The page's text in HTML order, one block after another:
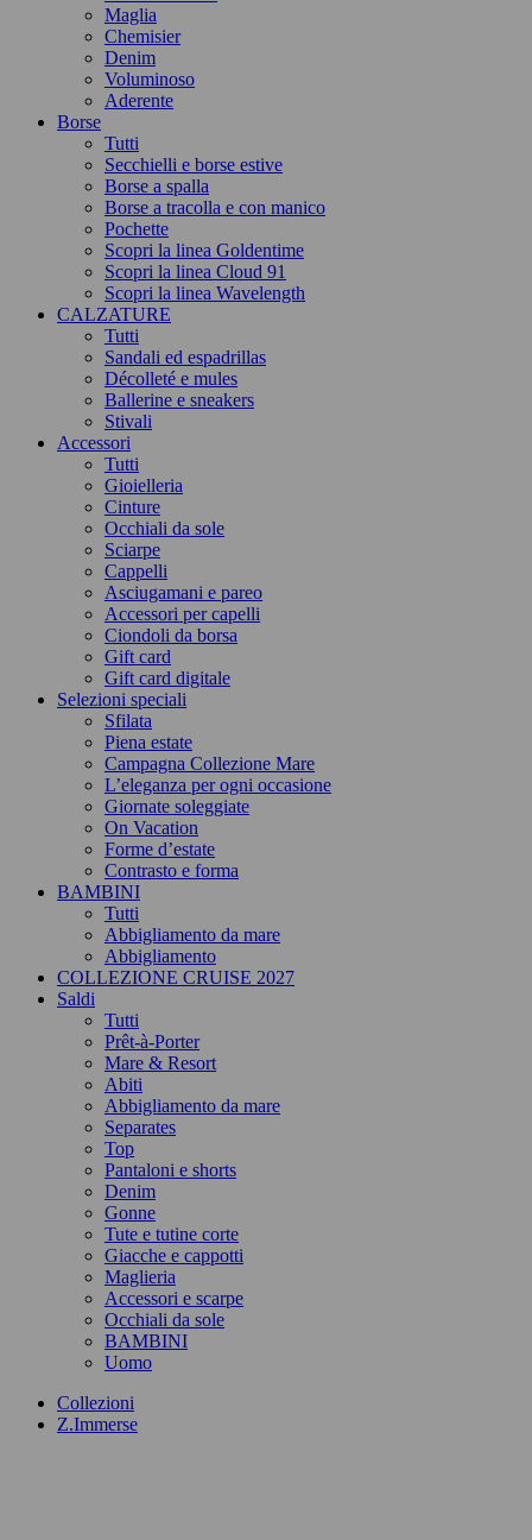
Maglia
Chemisier
Denim
Voluminoso
Aderente
Borse
Tutti
Secchielli e borse estive
Borse a spalla
Borse a tracolla e con manico
Pochette
Scopri la linea Goldentime
Scopri la linea Cloud 91
Scopri la linea Wavelength
CALZATURE
Tutti
Sandali ed espadrillas
Décolleté e mules
Ballerine e sneakers
Stivali
Accessori
Tutti
Gioielleria
Cinture
Occhiali da sole
Sciarpe
Cappelli
Asciugamani e pareo
Accessori per capelli
Ciondoli da borsa
Gift card
Gift card digitale
Selezioni speciali
Sfilata
Piena estate
Campagna Collezione Mare
L’eleganza per ogni occasione
Giornate soleggiate
On Vacation
Forme d’estate
Contrasto e forma
BAMBINI
Tutti
Abbigliamento da mare
Abbigliamento
COLLEZIONE CRUISE 2027
Saldi
Tutti
Prêt-à-Porter
Mare & Resort
Abiti
Abbigliamento da mare
Separates
Top
Pantaloni e shorts
Denim
Gonne
Tute e tutine corte
Giacche e cappotti
Maglieria
Accessori e scarpe
Occhiali da sole
BAMBINI
Uomo
Collezioni
Z.Immerse